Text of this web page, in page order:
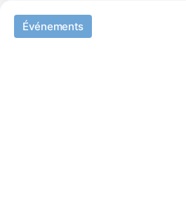
Événements